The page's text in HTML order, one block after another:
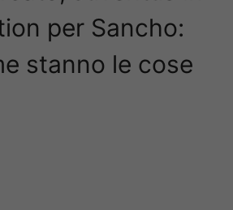
per Sancho:
stanno le cose